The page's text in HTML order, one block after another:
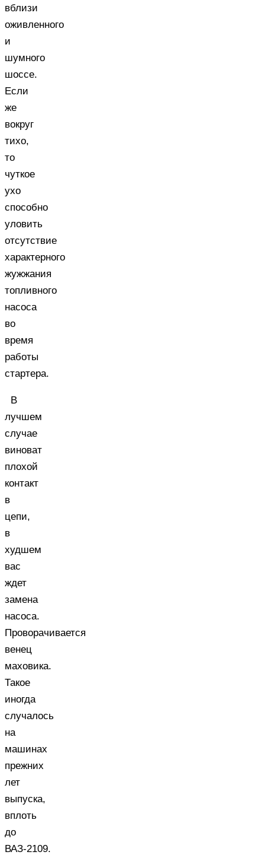
вблизи
оживленного
и
шумного
шоссе.
Если
же
вокруг
тихо,
то
чуткое
ухо
способно
уловить
отсутствие
характерного
жужжания
топливного
насоса
во
время
работы
стартера.
В
лучшем
случае
виноват
плохой
контакт
в
цепи,
в
худшем
вас
ждет
замена
насоса.
Проворачивается
венец
маховика.
Такое
иногда
случалось
на
машинах
прежних
лет
выпуска,
вплоть
до
ВАЗ-2109.